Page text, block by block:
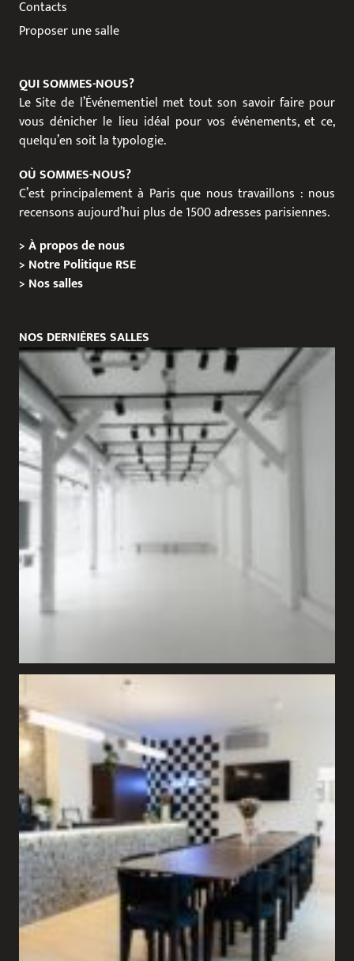
Contacts
Proposer une salle
QUI SOMMES-NOUS?
Le Site de l’Événementiel met tout son savoir faire pour
vous dénicher le lieu idéal pour vos événements, et ce,
quelqu’en soit la typologie.
OÙ SOMMES-NOUS?
C’est principalement à Paris que nous travaillons : nous
recensons aujourd’hui plus de 1500 adresses parisiennes.
>À propos de nous
> Notre Politique RSE
> Nos salles
NOS DERNIÈRES SALLES